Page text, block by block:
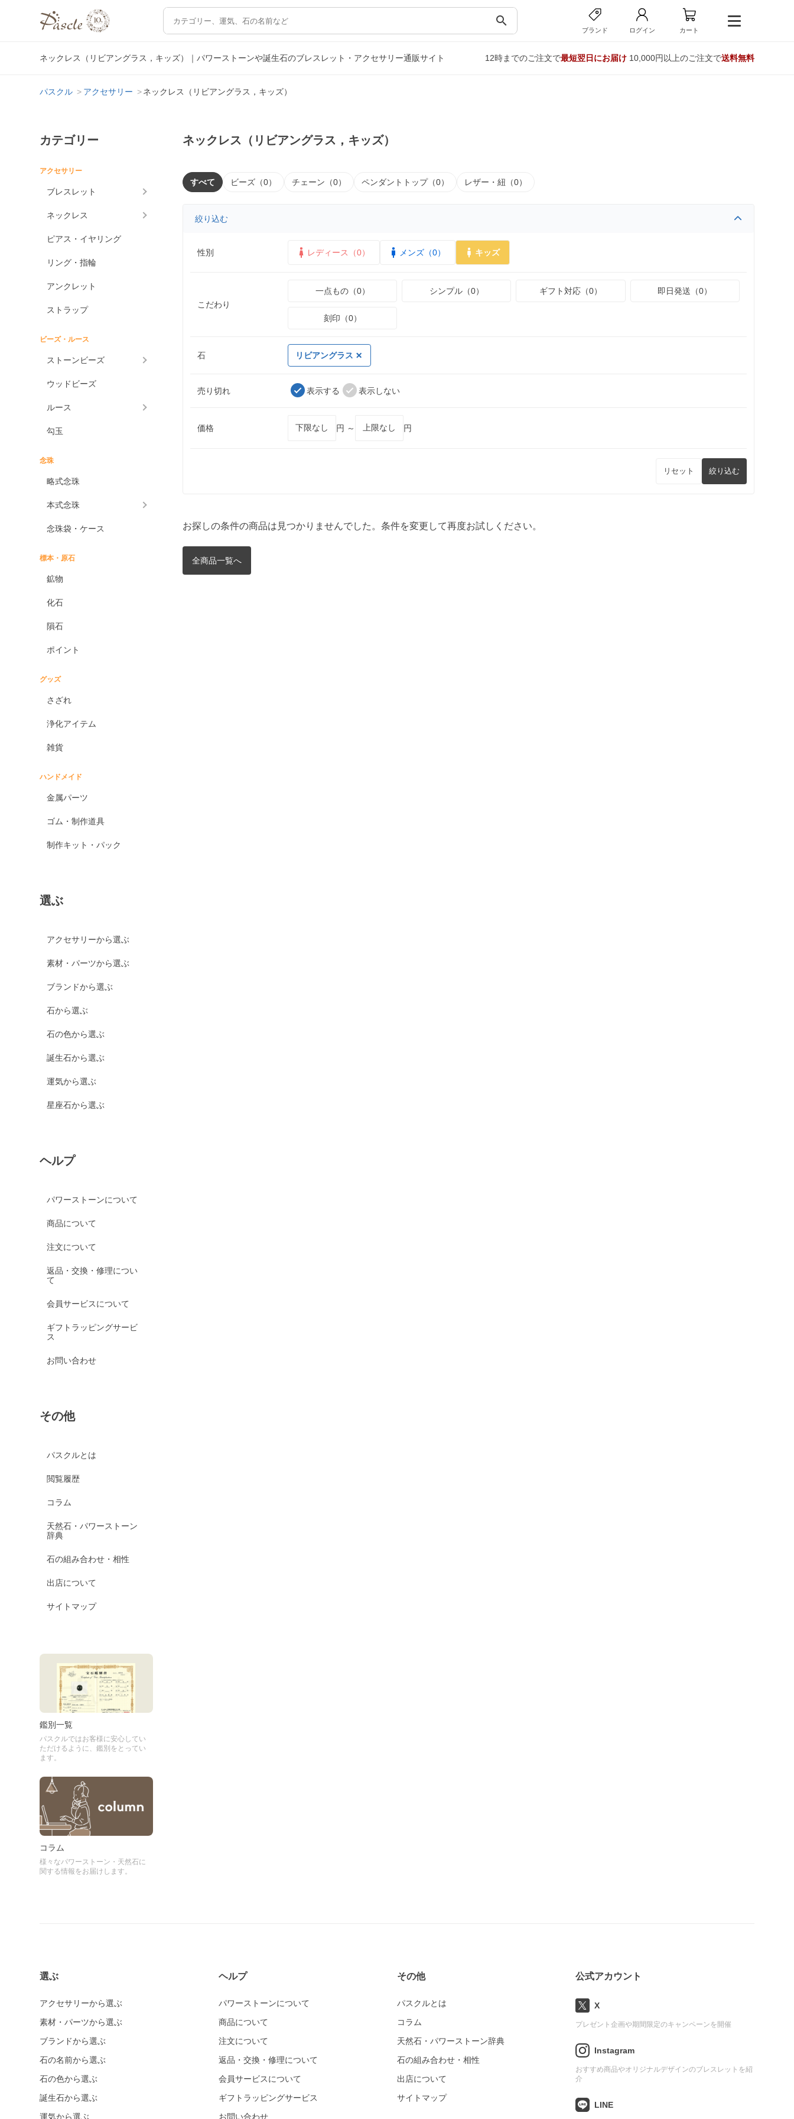
search
ブランド ログイン カート
ネックレス（リビアングラス，キッズ）｜パワーストーンや誕生石のブレスレット・アクセサリー通販サイト 12時までのご注文で最短翌日にお届け10,000円以上のご注文で送料無料
パスクル アクセサリー ネックレス（リビアングラス，キッズ）
カテゴリー
アクセサリー
ブレスレット
ネックレス
ピアス・イヤリング
リング・指輪
アンクレット
ストラップ
ビーズ・ルース
ストーンビーズ
ウッドビーズ
ルース
勾玉
念珠
略式念珠
本式念珠
念珠袋・ケース
標本・原石
鉱物
化石
隕石
ポイント
グッズ
さざれ
浄化アイテム
雑貨
ハンドメイド
金属パーツ
ゴム・制作道具
制作キット・パック
選ぶ
アクセサリーから選ぶ
素材・パーツから選ぶ
ブランドから選ぶ
石から選ぶ
石の色から選ぶ
誕生石から選ぶ
運気から選ぶ
星座石から選ぶ
ヘルプ
パワーストーンについて
商品について
注文について
返品・交換・修理につい
て
会員サービスについて
ギフトラッピングサービ
ス
お問い合わせ
その他
パスクルとは
閲覧履歴
コラム
天然石・パワーストーン
辞典
石の組み合わせ・相性
出店について
サイトマップ
鑑別一覧
パスクルではお客様に安心してい
ただけるように、鑑別をとってい
ます。
コラム
様々なパワーストーン・天然石に
関する情報をお届けします。
ネックレス（リビアングラス，キッズ）
すべて ビーズ（0） チェーン（0） ペンダントトップ（0） レザー・紐（0）
絞り込む
性別 レディース（0） メンズ（0） キッズ
こだわり
一点もの（0） シンプル（0） ギフト対応（0） 即日発送（0）
刻印（0）
石 リビアングラス
売り切れ 表示する 表示しない
価格 円 ～ 円
リセット 絞り込む
お探しの条件の商品は見つかりませんでした。条件を変更して再度お試しください。
全商品一覧へ
選ぶ
アクセサリーから選ぶ
素材・パーツから選ぶ
ブランドから選ぶ
石の名前から選ぶ
石の色から選ぶ
誕生石から選ぶ
運気から選ぶ
ヘルプ
パワーストーンについて
商品について
注文について
返品・交換・修理について
会員サービスについて
ギフトラッピングサービス
お問い合わせ
その他
パスクルとは
コラム
天然石・パワーストーン辞典
石の組み合わせ・相性
出店について
サイトマップ
公式アカウント
X
プレゼント企画や期間限定のキャンペーンを開催
Instagram
おすすめ商品やオリジナルデザインのブレスレットを紹
介
LINE